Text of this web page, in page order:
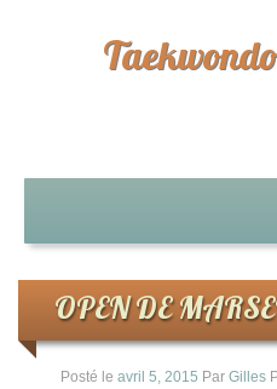
Livre d’Or
Forum
OPEN DE
Posté le avril 5, 2015 Par Gilles